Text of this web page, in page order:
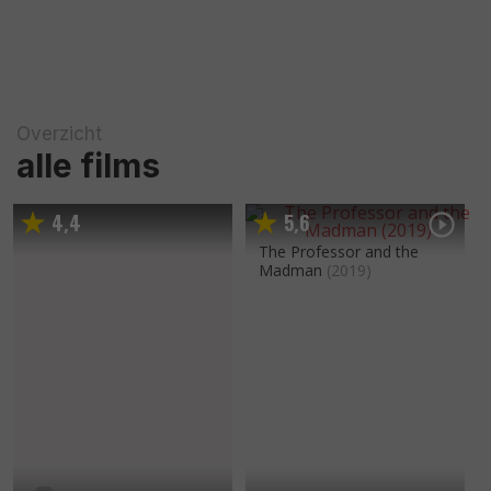
Overzicht
alle films
4,4 5,6
The Professor and the
Madman (2019)